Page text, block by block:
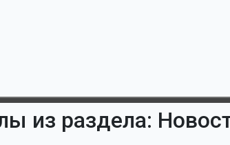
из раздела: